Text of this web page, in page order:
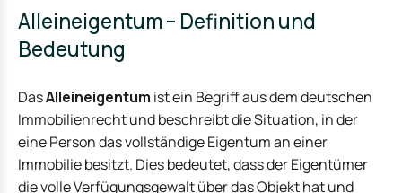
Alleineigentum – Definition und
Bedeutung
DasAlleineigentum ist ein Begriff aus dem deutschen
Immobilienrecht und beschreibt die Situation, in der
eine Person das vollständige Eigentum an einer
Immobilie besitzt. Dies bedeutet, dass der Eigentümer
die volle Verfügungsgewalt über das Objekt hat und